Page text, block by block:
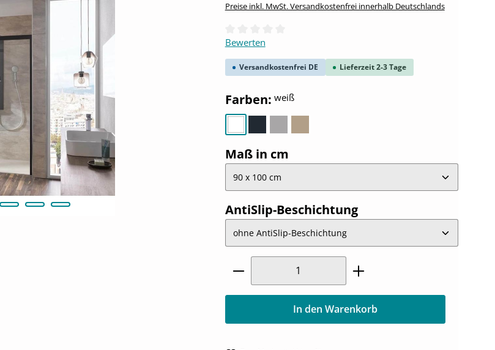
Preise inkl. MwSt. Versandkostenfrei innerhalb Deutschlands
Durchschnittliche Bewertung von 0 von 5 Sternen
Bewerten
Versandkostenfrei DE Lieferzeit 2-3 Tage
Farbenauswählen
: weiß
weißanthrazitsteingrausandstein
Maß in cmauswählen
AntiSlip-Beschichtungauswählen
Produkt Anzahl: Gib den
In den Warenkorb